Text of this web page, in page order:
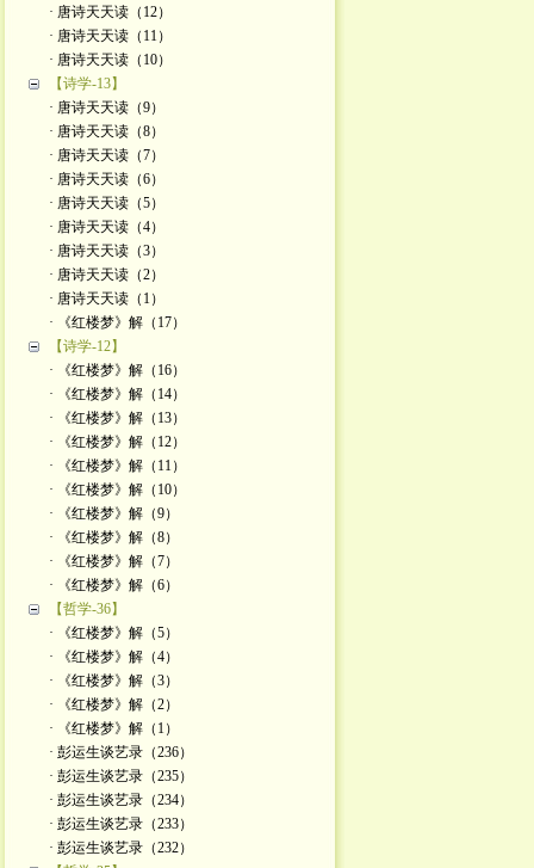
· 唐诗天天读（12）
· 唐诗天天读（11）
· 唐诗天天读（10）
【诗学-13】
· 唐诗天天读（9）
· 唐诗天天读（8）
· 唐诗天天读（7）
· 唐诗天天读（6）
· 唐诗天天读（5）
· 唐诗天天读（4）
· 唐诗天天读（3）
· 唐诗天天读（2）
· 唐诗天天读（1）
· 《红楼梦》解（17）
【诗学-12】
· 《红楼梦》解（16）
· 《红楼梦》解（14）
· 《红楼梦》解（13）
· 《红楼梦》解（12）
· 《红楼梦》解（11）
· 《红楼梦》解（10）
· 《红楼梦》解（9）
· 《红楼梦》解（8）
· 《红楼梦》解（7）
· 《红楼梦》解（6）
【哲学-36】
· 《红楼梦》解（5）
· 《红楼梦》解（4）
· 《红楼梦》解（3）
· 《红楼梦》解（2）
· 《红楼梦》解（1）
· 彭运生谈艺录（236）
· 彭运生谈艺录（235）
· 彭运生谈艺录（234）
· 彭运生谈艺录（233）
· 彭运生谈艺录（232）